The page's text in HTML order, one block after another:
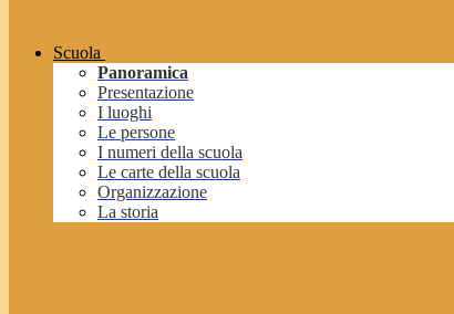
Scuola
Panoramica
Presentazione
I luoghi
Le persone
I numeri della scuola
Le carte della scuola
Organizzazione
La storia